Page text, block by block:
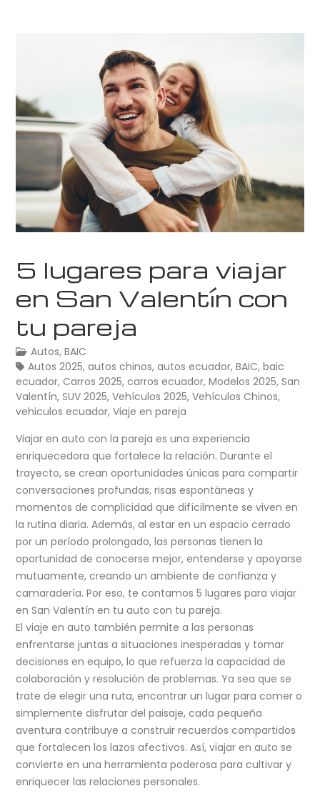
5 lugares para viajar
en San Valentín con
tu pareja
Autos,BAIC
Autos 2025,autos chinos,autos ecuador,BAIC,baic
ecuador,Carros 2025,carros ecuador,Modelos 2025,San
Valentín,SUV 2025,Vehículos 2025,Vehículos Chinos,
vehiculos ecuador,Viaje en pareja
Viajar en auto con la pareja es una experiencia
enriquecedora que fortalece la relación. Durante el
trayecto, se crean oportunidades únicas para compartir
conversaciones profundas, risas espontáneas y
momentos de complicidad que difícilmente se viven en
la rutina diaria. Además, al estar en un espacio cerrado
por un período prolongado, las personas tienen la
oportunidad de conocerse mejor, entenderse y apoyarse
mutuamente, creando un ambiente de confianza y
camaradería. Por eso, te contamos 5 lugares para viajar
en San Valentín en tu auto con tu pareja.
El viaje en auto también permite a las personas
enfrentarse juntas a situaciones inesperadas y tomar
decisiones en equipo, lo que refuerza la capacidad de
colaboración y resolución de problemas. Ya sea que se
trate de elegir una ruta, encontrar un lugar para comer o
simplemente disfrutar del paisaje, cada pequeña
aventura contribuye a construir recuerdos compartidos
que fortalecen los lazos afectivos. Así, viajar en auto se
convierte en una herramienta poderosa para cultivar y
enriquecer las relaciones personales.